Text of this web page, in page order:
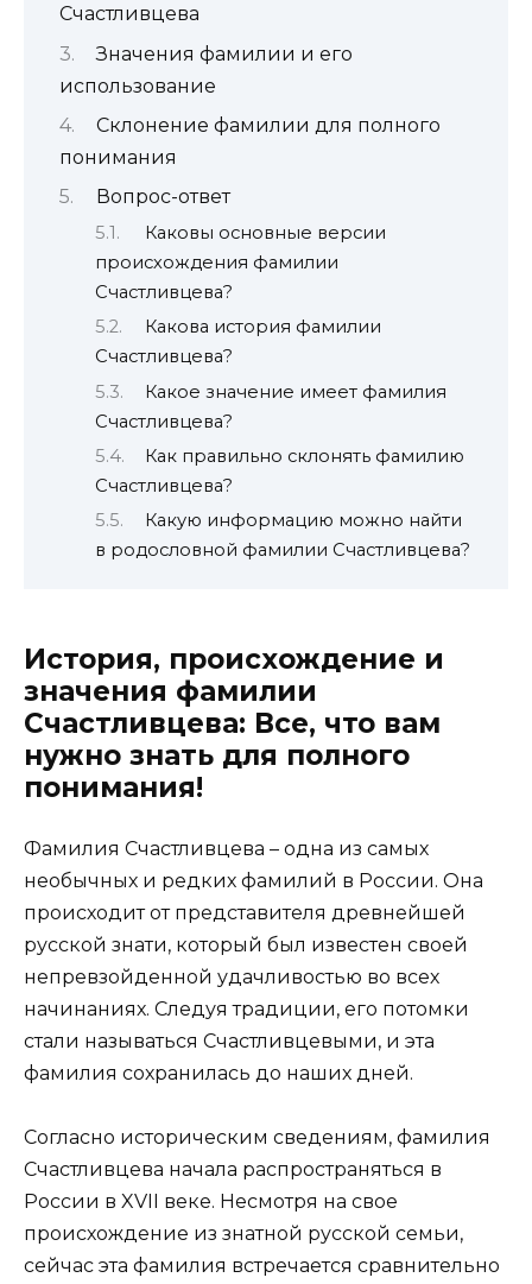
Счастливцева
Значения фамилии и его
использование
Склонение фамилии для полного
понимания
Вопрос-ответ
Каковы основные версии
происхождения фамилии
Счастливцева?
Какова история фамилии
Счастливцева?
Какое значение имеет фамилия
Счастливцева?
Как правильно склонять фамилию
Счастливцева?
Какую информацию можно найти
в родословной фамилии Счастливцева?
История, происхождение и
значения фамилии
Счастливцева: Все, что вам
нужно знать для полного
понимания!
Фамилия Счастливцева – одна из самых
необычных и редких фамилий в России. Она
происходит от представителя древнейшей
русской знати, который был известен своей
непревзойденной удачливостью во всех
начинаниях. Следуя традиции, его потомки
стали называться Счастливцевыми, и эта
фамилия сохранилась до наших дней.
Согласно историческим сведениям, фамилия
Счастливцева начала распространяться в
России в XVII веке. Несмотря на свое
происхождение из знатной русской семьи,
сейчас эта фамилия встречается сравнительно